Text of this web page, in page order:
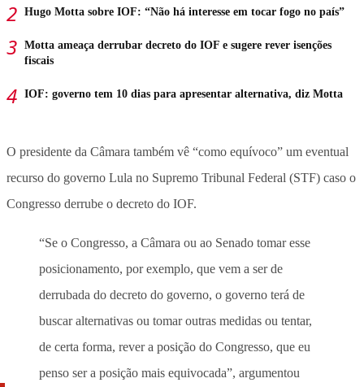
Hugo Motta sobre IOF: “Não há interesse em tocar fogo no país”
Motta ameaça derrubar decreto do IOF e sugere rever isenções
fiscais
IOF: governo tem 10 dias para apresentar alternativa, diz Motta
O presidente da Câmara também vê “como equívoco” um eventual
recurso do governo Lula no Supremo Tribunal Federal (STF) caso o
Congresso derrube o decreto do IOF.
“Se o Congresso, a Câmara ou ao Senado tomar esse
posicionamento, por exemplo, que vem a ser de
derrubada do decreto do governo, o governo terá de
buscar alternativas ou tomar outras medidas ou tentar,
de certa forma, rever a posição do Congresso, que eu
penso ser a posição mais equivocada”, argumentou